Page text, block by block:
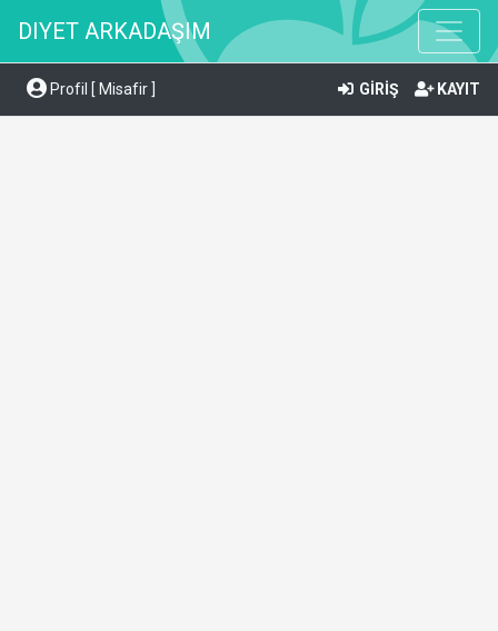
DIYET ARKADAŞIM
Profil [ Misafir ] GİRİŞ KAYIT